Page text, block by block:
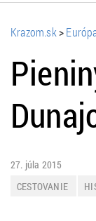
Krazom.sk>
27. júla 2015
CESTOVANIE